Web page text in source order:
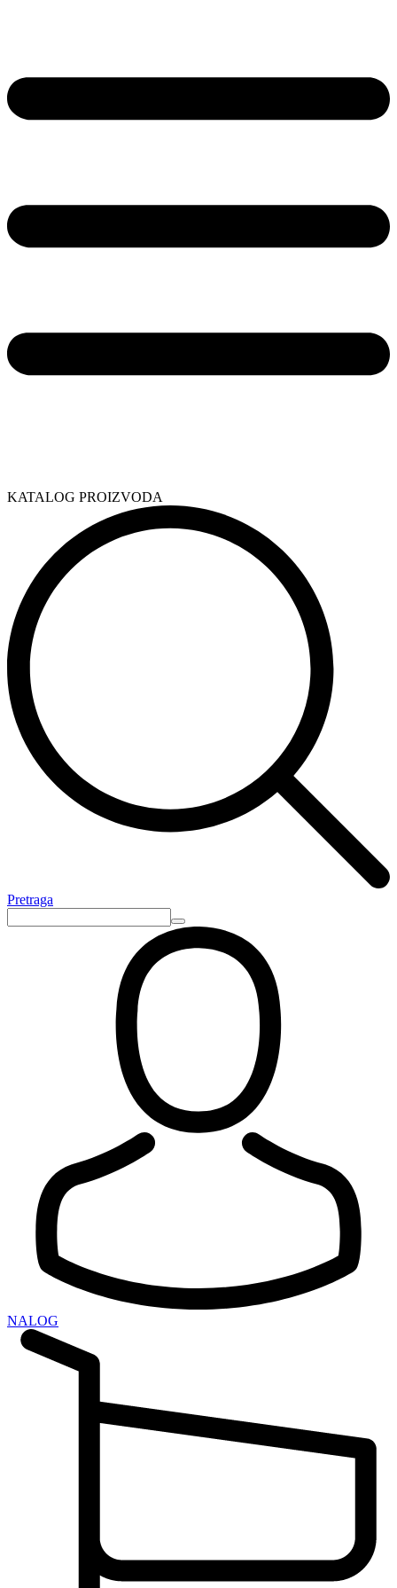
KATALOG PROIZVODA
Pretraga
NALOG